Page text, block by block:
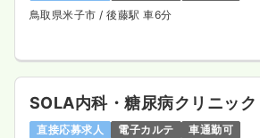
鳥取県米子市/ 後藤駅 車6分
SOLA内科・糖尿病クリニック
直接応募求人 電子カルテ
車通勤可